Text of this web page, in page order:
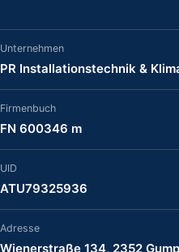
Unternehmen
PR Installationstechnik &
Firmenbuch
FN 600346 m
UID
ATU79325936
Adresse
Wienerstraße 134, 2352